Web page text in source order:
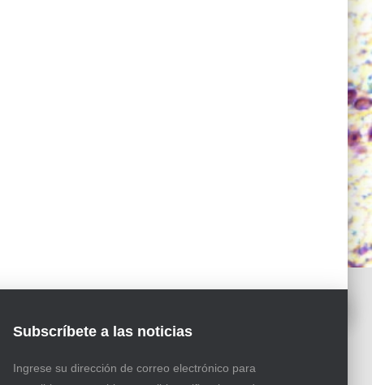
Subscríbete a las noticias
Ingrese su dirección de correo electrónico para